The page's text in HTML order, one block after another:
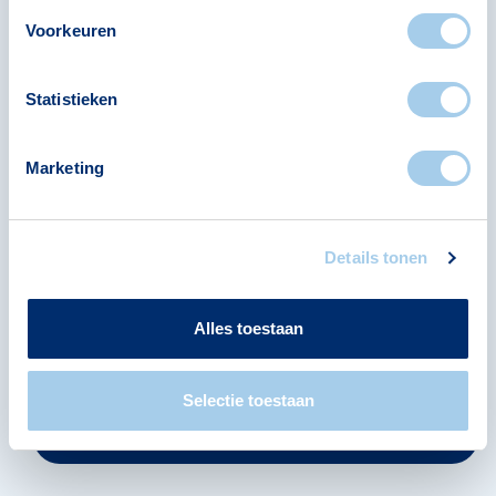
Voorkeuren
Statistieken
Marketing
Details tonen
Alles toestaan
Selectie toestaan
Bekijk alle 40 banken en geldverstrekkers